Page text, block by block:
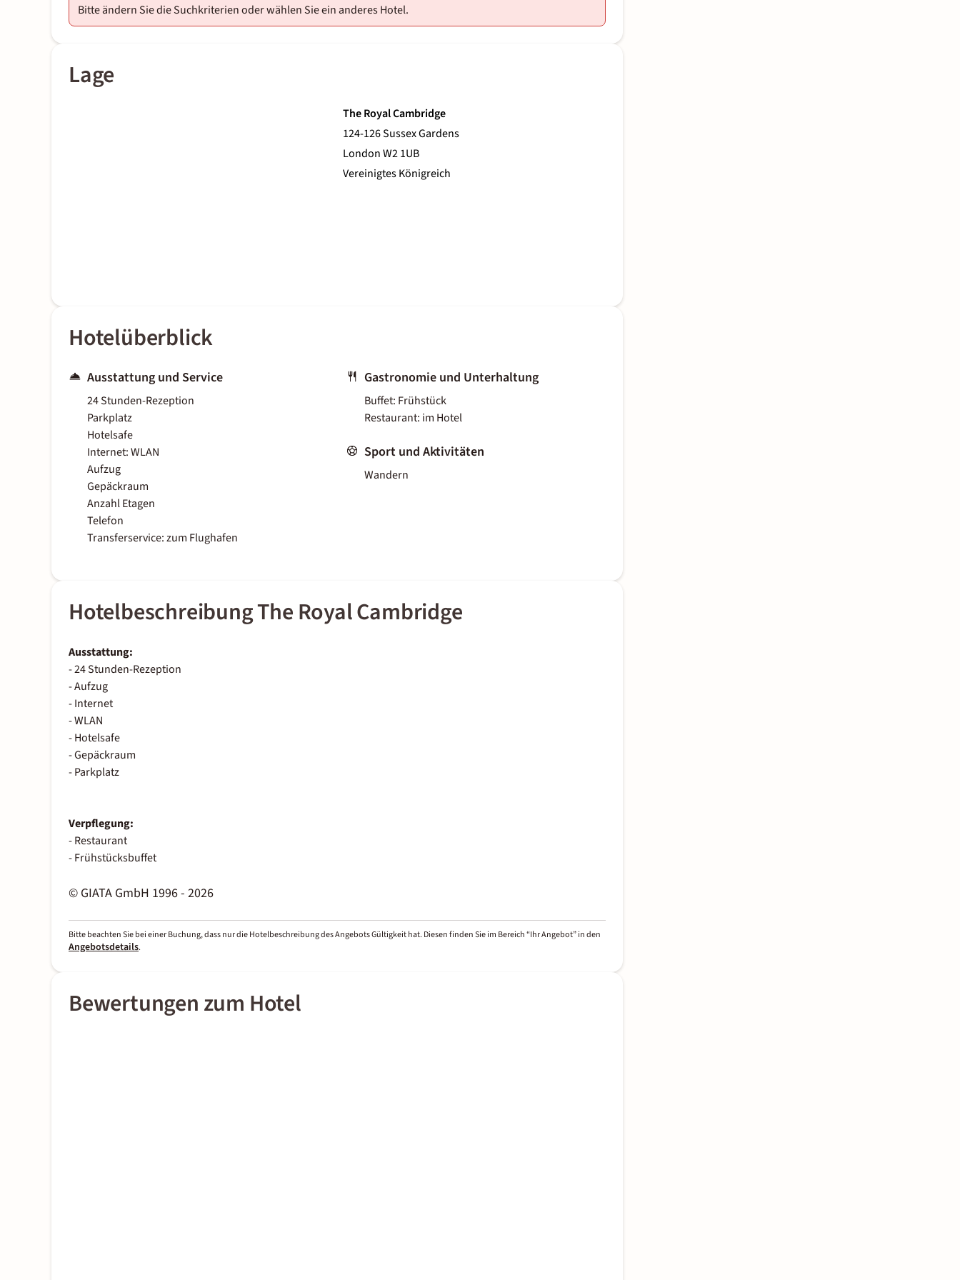
Bitte ändern Sie die Suchkriterien oder wählen Sie ein anderes Hotel.
Lage
The Royal Cambridge
124-126 Sussex Gardens
London W2 1UB
Vereinigtes Königreich
Hotelüberblick
Ausstattung und Service
24 Stunden-Rezeption
Parkplatz
Hotelsafe
Internet: WLAN
Aufzug
Gepäckraum
Anzahl Etagen
Telefon
Transferservice: zum Flughafen
Gastronomie und Unterhaltung
Buffet: Frühstück
Restaurant: im Hotel
Sport und Aktivitäten
Wandern
Hotelbeschreibung The Royal Cambridge
Ausstattung:
- 24 Stunden-Rezeption
- Aufzug
- Internet
- WLAN
- Hotelsafe
- Gepäckraum
- Parkplatz
Verpflegung:
- Restaurant
- Frühstücksbuffet
© GIATA GmbH 1996 - 2026
Bitte beachten Sie bei einer Buchung, dass nur die Hotelbeschreibung des Angebots Gültigkeit hat. Diesen finden Sie im Bereich “Ihr Angebot” in den
Angebotsdetails.
Bewertungen zum Hotel